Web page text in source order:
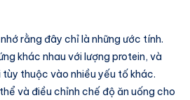
rằng đây chỉ là những ước tính.
khác nhau với lượng protein, và
thuộc vào nhiều yếu tố khác.
và điều chỉnh chế độ ăn uống cho